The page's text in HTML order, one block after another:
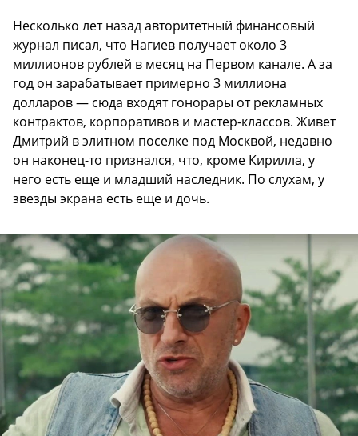
Несколько лет назад авторитетный финансовый
журнал писал, что Нагиев получает около 3
миллионов рублей в месяц на Первом канале. А за
год он зарабатывает примерно 3 миллиона
долларов — сюда входят гонорары от рекламных
контрактов, корпоративов и мастер-классов. Живет
Дмитрий в элитном поселке под Москвой, недавно
он наконец-то признался, что, кроме Кирилла, у
него есть еще и младший наследник. По слухам, у
звезды экрана есть еще и дочь.